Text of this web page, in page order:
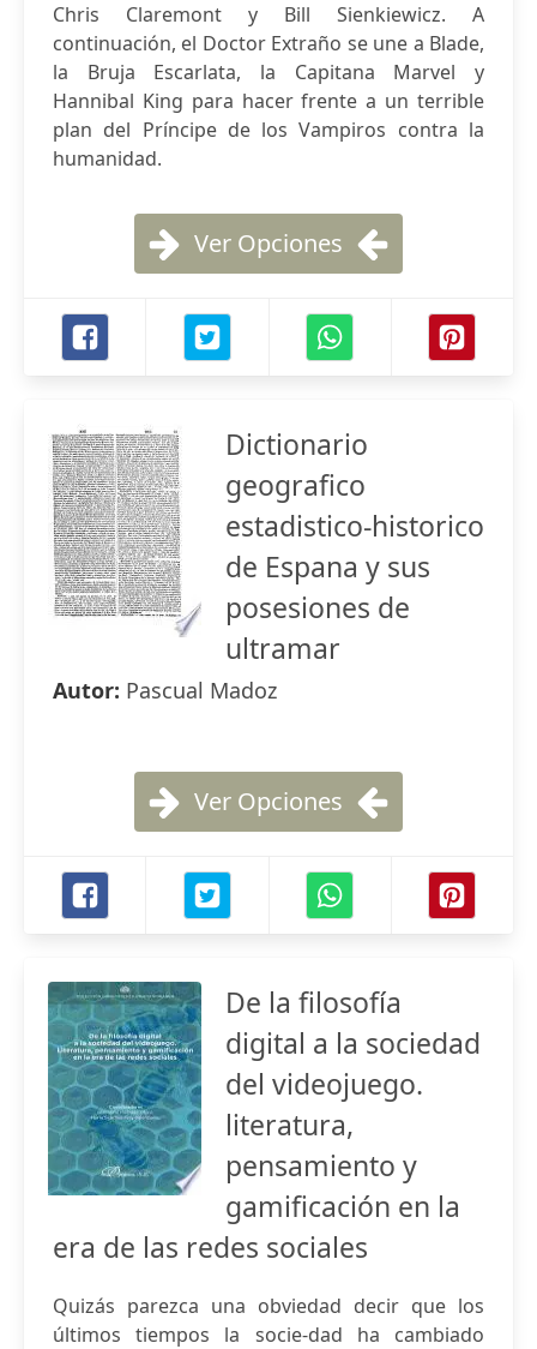
Chris Claremont y Bill Sienkiewicz. A
continuación, el Doctor Extraño se une a Blade,
la Bruja Escarlata, la Capitana Marvel y
Hannibal King para hacer frente a un terrible
plan del Príncipe de los Vampiros contra la
humanidad.
Ver Opciones
Dictionario
geografico
estadistico-historico
de Espana y sus
posesiones de
ultramar
Autor: Pascual Madoz
Ver Opciones
De la filosofía
digital a la sociedad
del videojuego.
literatura,
pensamiento y
gamificación en la
era de las redes sociales
Quizás parezca una obviedad decir que los
últimos tiempos la socie-dad ha cambiado